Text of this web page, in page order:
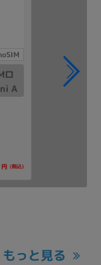
ロ
A
円 (税込)
もっと見る